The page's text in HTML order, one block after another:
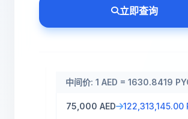
立即查询
中间价: 1 AED = 1630.8419
75,000 AED 122,313,145.00